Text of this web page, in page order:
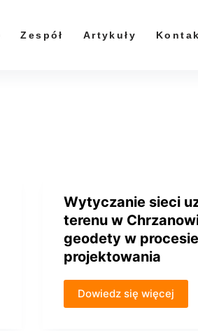
Zespół Artykuły
Wytyczanie sieci
terenu w
geodety w procesie
projektowania
Dowiedz się więcej